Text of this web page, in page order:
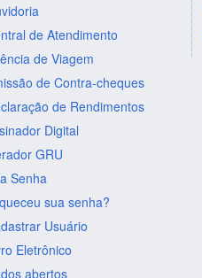
de Atendimento
de Viagem
de Contra-cheques
de Rendimentos
Digital
GRU
Senha
sua senha?
Usuário
Eletrônico
abertos